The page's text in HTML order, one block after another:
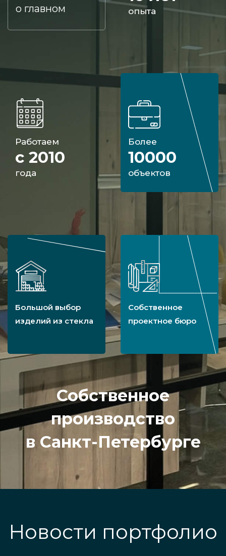
о главном опыта
Работаем
с 2010
года
Более
10000
объектов
Большой выбор
изделий из стекла
Собственное
проектное бюро
Собственное
производство
в Санкт-Петербурге
Новости портфолио